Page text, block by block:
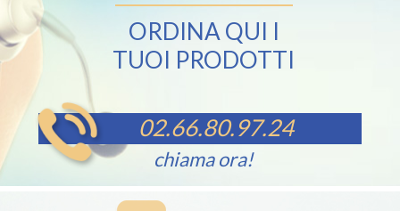
ORDINA QUI I
TUOI PRODOTTI
02.66.80.97.24
chiama ora!